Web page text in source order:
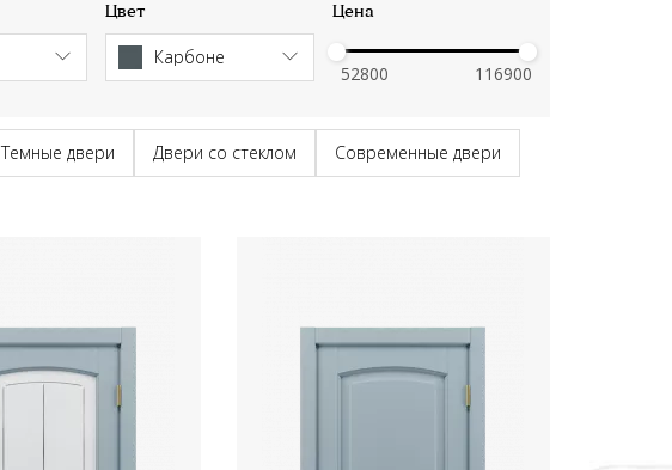
Цвет
Карбоне
Цена
Темные двери Двери со стеклом Современные двери